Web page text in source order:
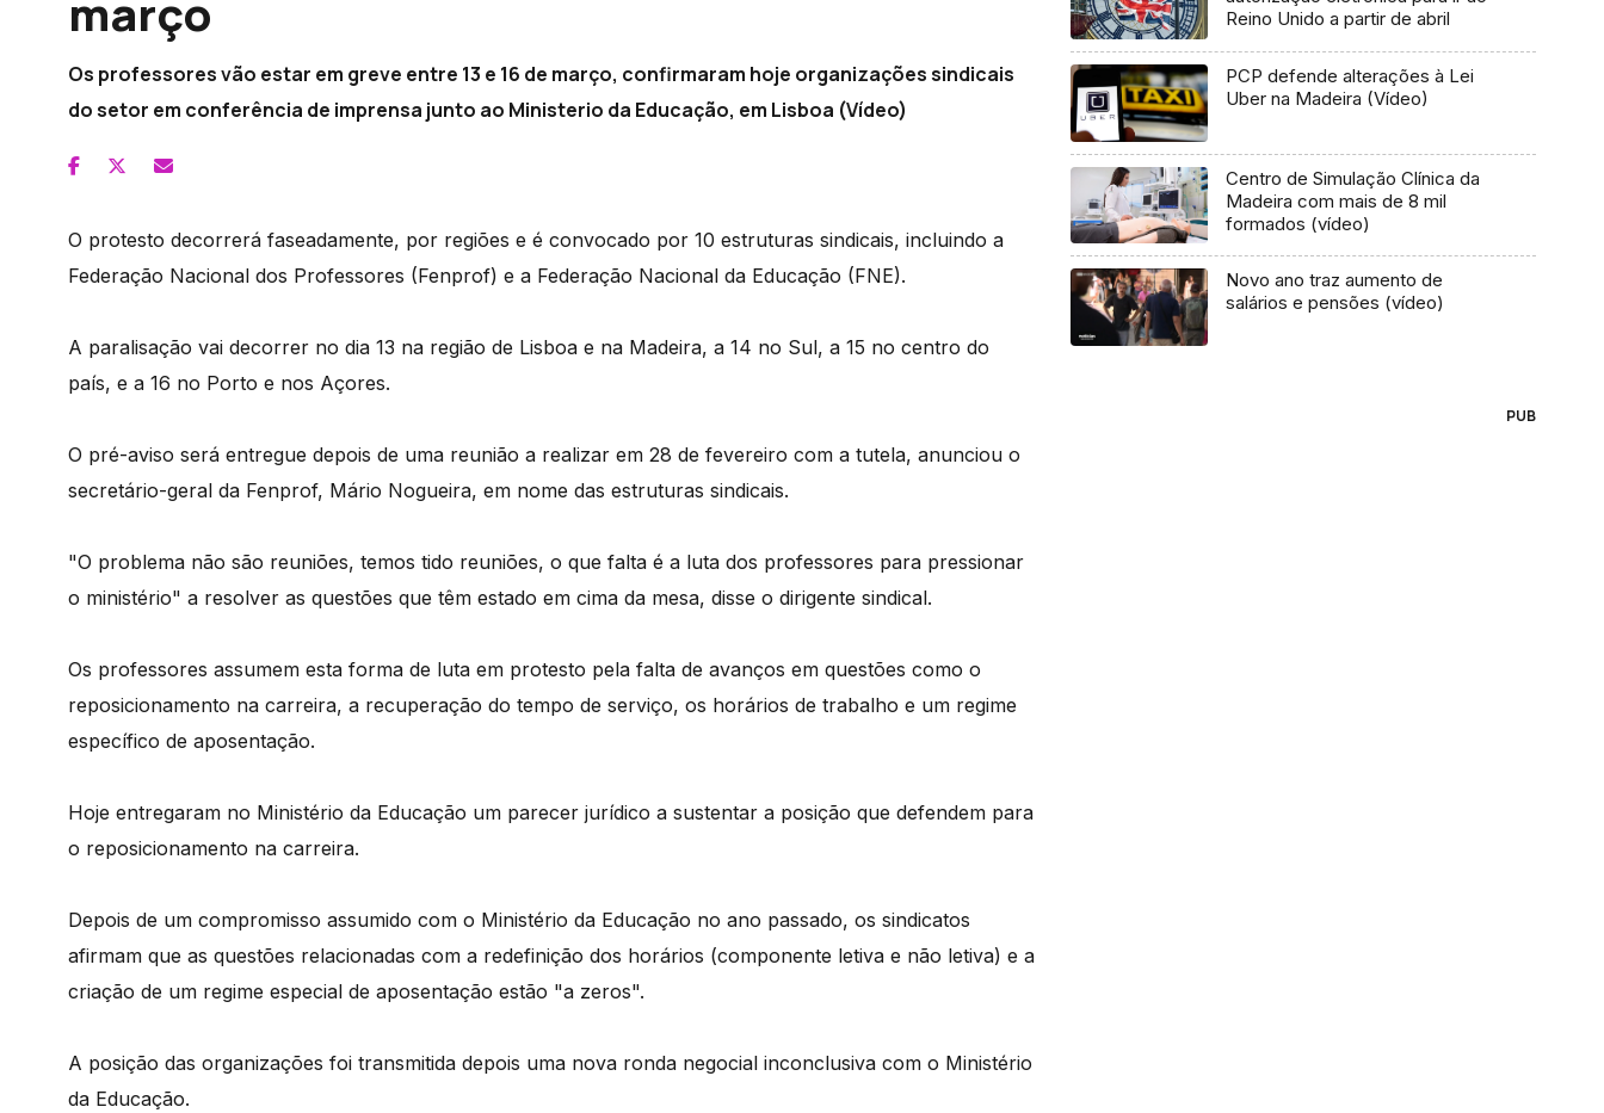
março
Os professores vão estar em greve entre 13 e 16 de março, confirmaram hoje organizações sindicais
do setor em conferência de imprensa junto ao Ministerio da Educação, em Lisboa (Vídeo)
O protesto decorrerá faseadamente, por regiões e é convocado por 10 estruturas sindicais, incluindo a
Federação Nacional dos Professores (Fenprof) e a Federação Nacional da Educação (FNE).
A paralisação vai decorrer no dia 13 na região de Lisboa e na Madeira, a 14 no Sul, a 15 no centro do
país, e a 16 no Porto e nos Açores.
O pré-aviso será entregue depois de uma reunião a realizar em 28 de fevereiro com a tutela, anunciou o
secretário-geral da Fenprof, Mário Nogueira, em nome das estruturas sindicais.
"O problema não são reuniões, temos tido reuniões, o que falta é a luta dos professores para pressionar
o ministério" a resolver as questões que têm estado em cima da mesa, disse o dirigente sindical.
Os professores assumem esta forma de luta em protesto pela falta de avanços em questões como o
reposicionamento na carreira, a recuperação do tempo de serviço, os horários de trabalho e um regime
específico de aposentação.
Hoje entregaram no Ministério da Educação um parecer jurídico a sustentar a posição que defendem para
o reposicionamento na carreira.
Depois de um compromisso assumido com o Ministério da Educação no ano passado, os sindicatos
afirmam que as questões relacionadas com a redefinição dos horários (componente letiva e não letiva) e a
criação de um regime especial de aposentação estão "a zeros".
A posição das organizações foi transmitida depois uma nova ronda negocial inconclusiva com o Ministério
da Educação.
Reino Unido a partir de abril
PCP defende alterações à Lei
Uber na Madeira (Vídeo)
Centro de Simulação Clínica da
Madeira com mais de 8 mil
formados (vídeo)
Novo ano traz aumento de
salários e pensões (vídeo)
PUB